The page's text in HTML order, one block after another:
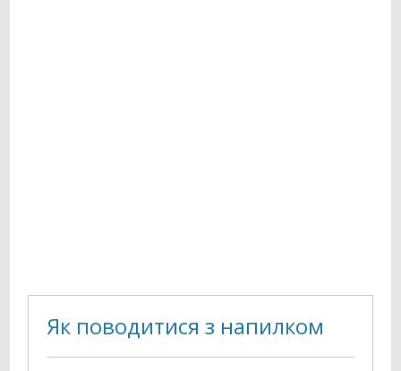
Як поводитися з напилком